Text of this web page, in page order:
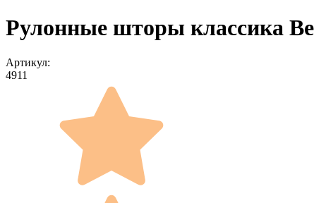
Рулонные шторы классика
Артикул:
4911